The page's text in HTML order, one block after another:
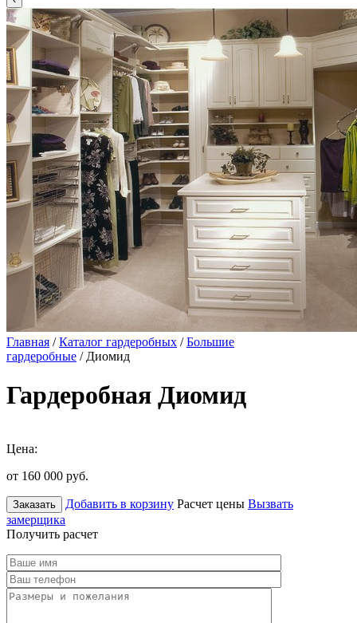
Главная /Каталог гардеробных /Большие
гардеробные / Диомид
Гардеробная Диомид
Цена:
от 160 000 руб.
Заказать Добавить в корзину Расчет цены Вызвать
замерщика
Получить расчет